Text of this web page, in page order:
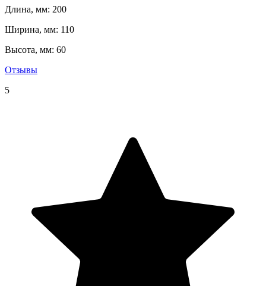
Длина, мм: 200
Ширина, мм: 110
Высота, мм: 60
Отзывы
5